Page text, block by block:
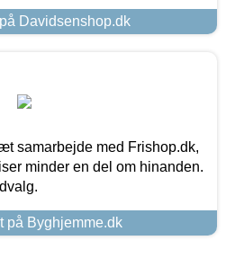
Davidsenshop.dk
samarbejde med Frishop.dk,
minder en del om hinanden.
på Byghjemme.dk